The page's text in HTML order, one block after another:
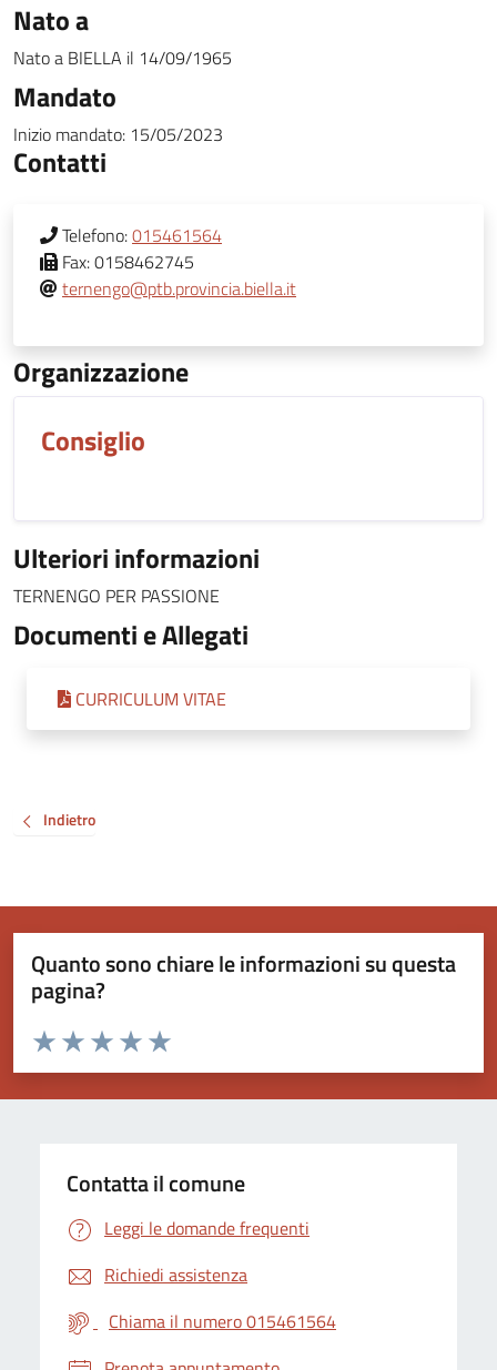
Nato a
Nato a BIELLA il 14/09/1965
Mandato
Inizio mandato: 15/05/2023
Contatti
Telefono:015461564
Fax:0158462745
ternengo@ptb.provincia.biella.it
Organizzazione
Consiglio
Ulteriori informazioni
TERNENGO PER PASSIONE
Documenti e Allegati
CURRICULUM VITAE
Indietro
Quanto sono chiare le informazioni su questa
pagina?
Valuta da 1 a 5 stelle la pagina
Valuta 5 stelle su 5
Valuta 4 stelle su 5
Valuta 3 stelle su 5
Valuta 2 stelle su 5
Valuta 1 stelle su 5
Contatta il comune
Leggi le domande frequenti
Richiedi assistenza
Chiama il numero 015461564